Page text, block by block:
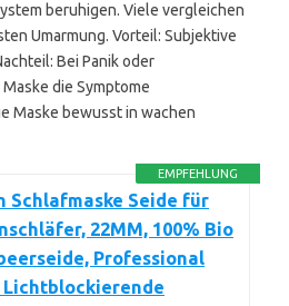
beruhigen. Viele vergleichen
Umarmung. Vorteil: Subjektive
Bei Panik oder
die Symptome
Maske bewusst in wachen
EMPFEHLUNG
Schlafmaske Seide für
22MM, 100% Bio
Professional
Lichtblockierende